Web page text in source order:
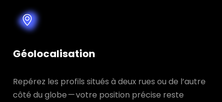
Géolocalisation
Repérez les profils situés à deux rues ou de l’autre
côté du globe — votre position précise reste